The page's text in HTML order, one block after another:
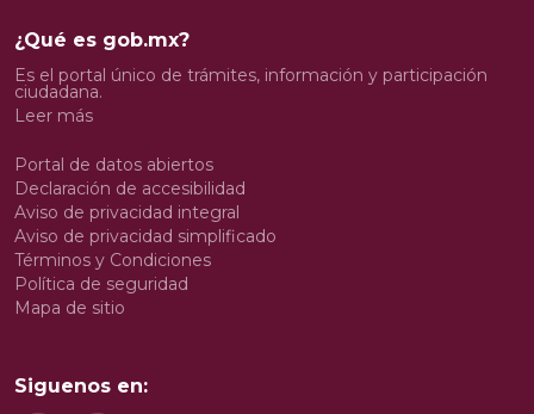
¿Qué es gob.mx?
Es el portal único de trámites, información y participación
ciudadana.
Leer más
Portal de datos abiertos
Declaración de accesibilidad
Aviso de privacidad integral
Aviso de privacidad simplificado
Términos y Condiciones
Política de seguridad
Mapa de sitio
Siguenos en: